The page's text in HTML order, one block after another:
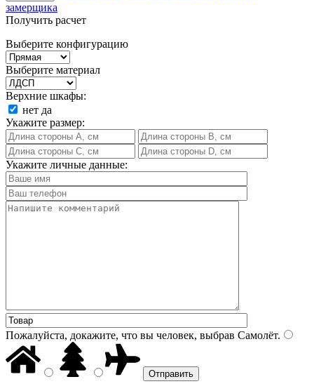
замерщика
Получить расчет
Выберите конфигурацию
Выберите материал
Верхние шкафы:
нет да
Укажите размер:
Укажите личные данные:
Пожалуйста, докажите, что вы человек, выбрав Самолёт.